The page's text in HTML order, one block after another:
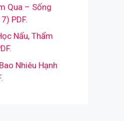
Qua – Sống
PDF.
Nấu, Thẩm
Nhiêu Hạnh